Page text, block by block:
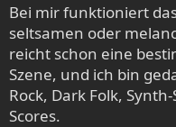
Bei mir funktioniert
seltsamen oder
reicht schon eine
Szene, und ich bin
Rock, Dark Folk,
Scores.